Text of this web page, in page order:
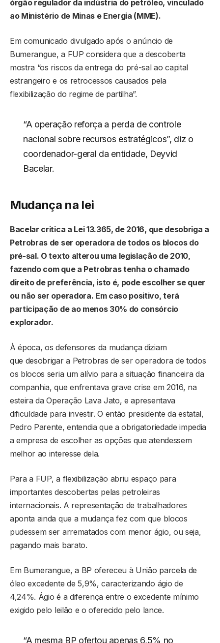
órgão regulador da indústria do petróleo, vinculado
ao Ministério de Minas e Energia (MME).
Em comunicado divulgado após o anúncio de
Bumerangue, a FUP considera que a descoberta
mostra “os riscos da entrega do pré-sal ao capital
estrangeiro e os retrocessos causados pela
flexibilização do regime de partilha”.
“A operação reforça a perda de controle
nacional sobre recursos estratégicos”, diz o
coordenador-geral da entidade, Deyvid
Bacelar.
Mudança na lei
Bacelar critica a Lei 13.365, de 2016, que desobriga a
Petrobras de ser operadora de todos os blocos do
pré-sal. O texto alterou uma legislação de 2010,
fazendo com que a Petrobras tenha o chamado
direito de preferência, isto é, pode escolher se quer
ou não ser operadora. Em caso positivo, terá
participação de ao menos 30% do consórcio
explorador.
À época, os defensores da mudança diziam
que desobrigar a Petrobras de ser operadora de todos
os blocos seria um alívio para a situação financeira da
companhia, que enfrentava grave crise em 2016, na
esteira da Operação Lava Jato, e apresentava
dificuldade para investir. O então presidente da estatal,
Pedro Parente, entendia que a obrigatoriedade impedia
a empresa de escolher as opções que atendessem
melhor ao interesse dela.
Para a FUP, a flexibilização abriu espaço para
importantes descobertas pelas petroleiras
internacionais. A representação de trabalhadores
aponta ainda que a mudança fez com que blocos
pudessem ser arrematados com menor ágio, ou seja,
pagando mais barato.
Em Bumerangue, a BP ofereceu à União parcela de
óleo excedente de 5,9%, caracterizando ágio de
4,24%. Ágio é a diferença entre o excedente mínimo
exigido pelo leilão e o oferecido pelo lance.
“A mesma BP ofertou apenas 6,5% no